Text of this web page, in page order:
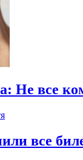
Не все
все